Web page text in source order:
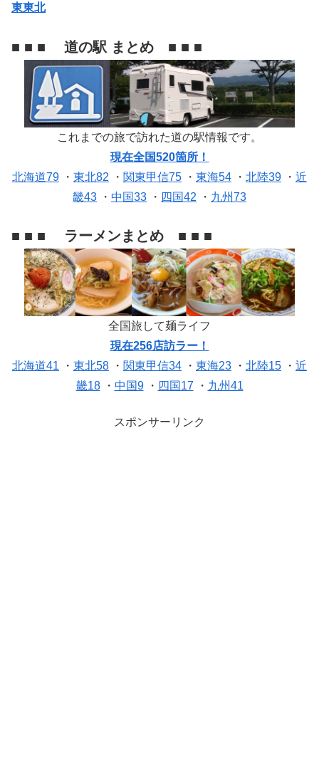
東東北
■ ■ ■ 道の駅 まとめ ■ ■ ■
これまでの旅で訪れた道の駅情報です。
現在全国520箇所！
北海道79 ・ 東北82 ・ 関東甲信75 ・ 東海54 ・ 北陸39 ・ 近
畿43 ・ 中国33 ・ 四国42 ・ 九州73
■ ■ ■ ラーメンまとめ ■ ■ ■
全国旅して麺ライフ
現在256店訪ラー！
北海道41 ・ 東北58 ・ 関東甲信34 ・ 東海23 ・ 北陸15 ・ 近
畿18・ 中国9・ 四国17 ・ 九州41
スポンサーリンク